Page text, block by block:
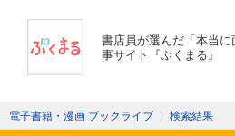
書店員が選んだ「本当
事サイト『ぶくまる』
電子書籍・漫画 ブックライブ 〉 検索結果